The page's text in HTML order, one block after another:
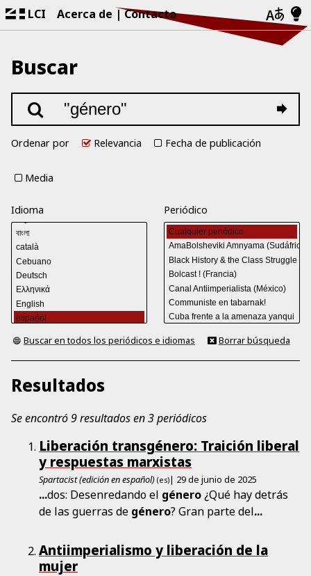
LCI Acerca de Contacto
Buscar
Ordenar por Relevancia Fecha de publicación
Media
Idioma Periódico
Buscar en todos los periódicos e idiomas Borrar búsqueda
Resultados
Se encontró 9 resultados en 3 periódicos
Liberación transgénero: Traición liberal
y respuestas marxistas
Spartacist (edición en español) (es)| 29 de junio de 2025
...dos: Desenredando el género¿Qué hay detrás
de las guerras de género? Gran parte del...
Antiimperialismo y liberación de la
mujer